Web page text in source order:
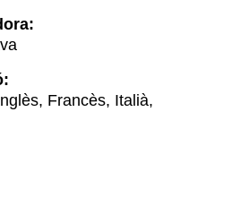
Francès, Italià,